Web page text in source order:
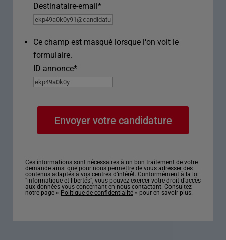
Destinataire-email*
Ce champ est masqué lorsque l‘on voit le
formulaire.
ID annonce*
Ces informations sont nécessaires à un bon traitement de votre
demande ainsi que pour nous permettre de vous adresser des
contenus adaptés à vos centres d’intérêt. Conformément à la loi
“informatique et libertés”, vous pouvez exercer votre droit d’accès
aux données vous concernant en nous contactant. Consultez
notre page « Politique de confidentialité » pour en savoir plus.